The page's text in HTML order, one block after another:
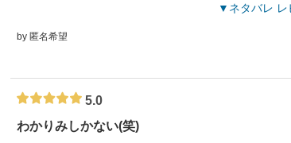
ネタバレ
by 匿名希望
5.0
わかりみしかない(笑)